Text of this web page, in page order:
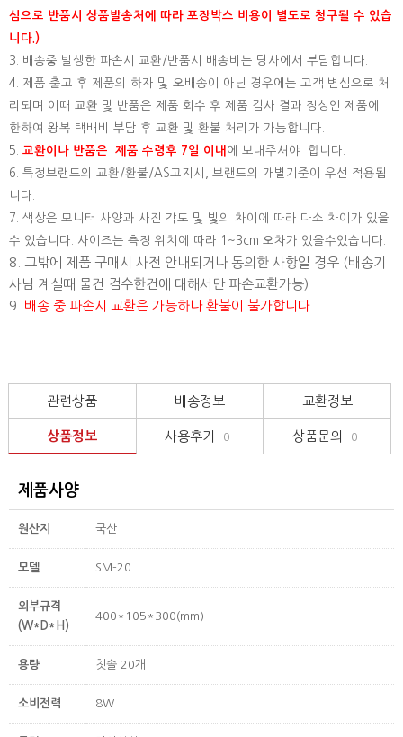
심으로 반품시 상품발송처에 따라 포장박스 비용이 별도로 청구될 수 있습
니다.)
3. 배송중 발생한 파손시 교환/반품시 배송비는 당사에서 부담합니다.
4. 제품 출고 후 제품의 하자 및 오배송이 아닌 경우에는 고객 변심으로 처
리되며 이때 교환 및 반품은 제품 회수 후 제품 검사 결과 정상인 제품에
한하여 왕복 택배비 부담 후 교환 및 환불 처리가 가능합니다.
5. 교환이나 반품은 제품 수령후 7일 이내 에 보내주셔야 합니다.
6. 특정브랜드의 교환/환불/AS고지시, 브랜드의 개별기준이 우선 적용됩
니다.
7. 색상은 모니터 사양과 사진 각도 및 빛의 차이에 따라 다소 차이가 있을
수 있습니다. 사이즈는 측정 위치에 따라 1~3cm 오차가 있을수있습니다.
8. 그밖에 제품 구매시 사전 안내되거나 동의한 사항일 경우 (배송기
사님 계실때 물건 검수한건에 대해서만 파손교환가능)
9. 배송 중 파손시 교환은 가능하나 환불이 불가합니다.
관련상품 배송정보 교환정보
상품정보 사용후기 0 상품문의 0
제품사양
원산지 국산
모델 SM-20
외부규격
(W*D*H)
400*105*300(mm)
용량 칫솔 20개
소비전력 8W